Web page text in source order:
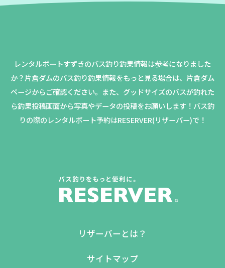
レンタルボートすずきのバス釣り釣果情報は参考になりました
か？片倉ダムのバス釣り釣果情報をもっと見る場合は、片倉ダム
ページからご確認ください。 また、グッドサイズのバスが釣れた
ら釣果投稿画面から写真やデータの投稿をお願いします！バス釣
りの際のレンタルボート予約はRESERVER(リザーバー)で！
リザーバーとは？
サイトマップ